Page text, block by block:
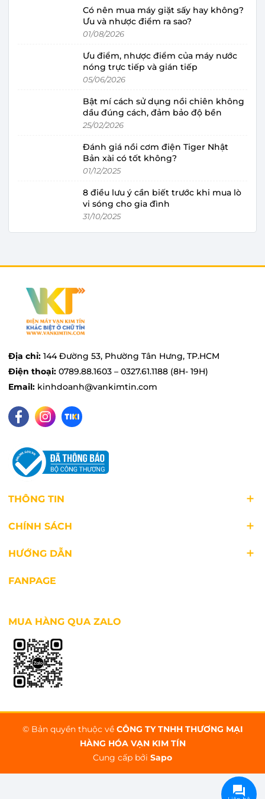
Có nên mua máy giặt sấy hay không?
Ưu và nhược điểm ra sao?
01/08/2026
Ưu điểm, nhược điểm của máy nước
nóng trực tiếp và gián tiếp
05/06/2026
Bật mí cách sử dụng nồi chiên không
dầu đúng cách, đảm bảo độ bền
25/02/2026
Đánh giá nồi cơm điện Tiger Nhật
Bản xài có tốt không?
01/12/2025
8 điều lưu ý cần biết trước khi mua lò
vi sóng cho gia đình
31/10/2025
Địa chỉ: 144 Đường 53, Phường Tân Hưng, TP.HCM
Điện thoại: 0789.88.1603 – 0327.61.1188 (8H- 19H)
Email: kinhdoanh@vankimtin.com
THÔNG TIN
CHÍNH SÁCH
HƯỚNG DẪN
FANPAGE
MUA HÀNG QUA ZALO
© Bản quyền thuộc về CÔNG TY TNHH THƯƠNG MẠI
HÀNG HÓA VẠN KIM TÍN
Cung cấp bởi Sapo